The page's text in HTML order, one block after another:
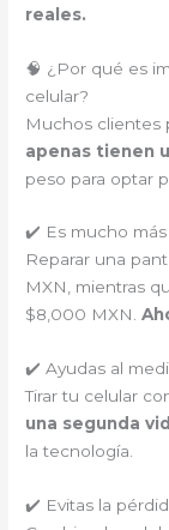
reales.
🧠 ¿Por qué es
celular?
Muchos clientes
apenas tienen
peso para optar
✔️ Es mucho
Reparar una
MXN, mientras
$8,000 MXN.
✔️ Ayudas al
Tirar tu celular
una segunda
la tecnología.
✔️ Evitas la